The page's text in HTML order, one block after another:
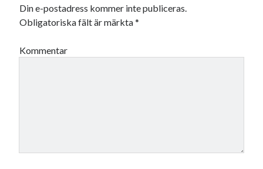
Din e-postadress kommer inte publiceras.
Obligatoriska fält är märkta*
Kommentar